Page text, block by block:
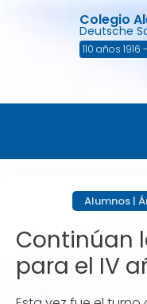
Colegio
Deutsche
110 años
Alumnos |
Continúan
para el IV